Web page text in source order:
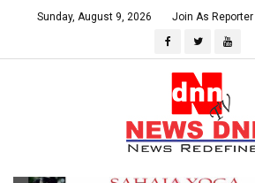
Sunday, August 9, 2026 Join As Reporter